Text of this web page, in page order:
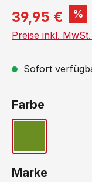
39,95 € %
Preise inkl.
Sofort
Farbe
Marke